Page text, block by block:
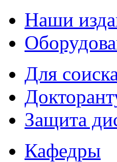
Наши
Для
Защита
Кафедры